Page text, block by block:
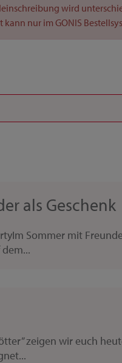
wird
kann nur im GONIS
als Geschenk
Sommer mit
zeigen wir euch